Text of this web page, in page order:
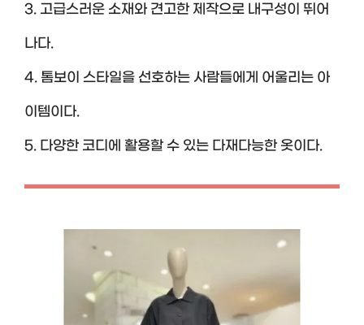
3. 고급스러운 소재와 견고한 제작으로 내구성이 뛰어
나다.
4. 톰보이 스타일을 선호하는 사람들에게 어울리는 아
이템이다.
5. 다양한 코디에 활용할 수 있는 다재다능한 옷이다.